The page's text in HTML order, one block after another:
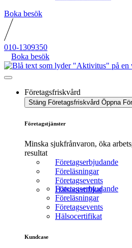
Boka besök
010-1309350
Boka besök
Företagsfriskvård
Stäng Företagsfriskvård Öppna
Företagstjänster
Minska sjukfrånvaron, öka
resultat
Företagserbjudande
Föreläsningar
Företagsevents
Hälsocertifikat
Företagserbjudande
Föreläsningar
Företagsevents
Hälsocertifikat
Kundcase